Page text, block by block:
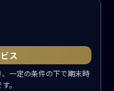
ス
一定の条件の下で期末時
。